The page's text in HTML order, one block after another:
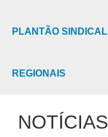
PLANTÃO SINDICAL
REGIONAIS
NOTÍCIAS